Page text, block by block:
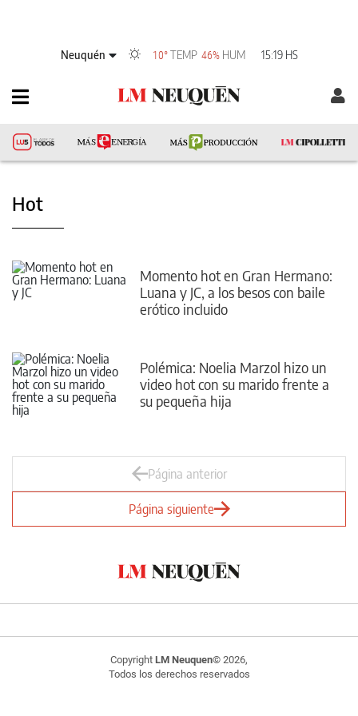
Neuquén 10° TEMP 46% HUM 15:19 HS
Hot
Momento hot en Gran Hermano:
Luana y JC, a los besos con baile
erótico incluido
Polémica: Noelia Marzol hizo un
video hot con su marido frente a
su pequeña hija
Página anterior
Página siguiente
Copyright LM Neuquen© 2026,
Todos los derechos reservados